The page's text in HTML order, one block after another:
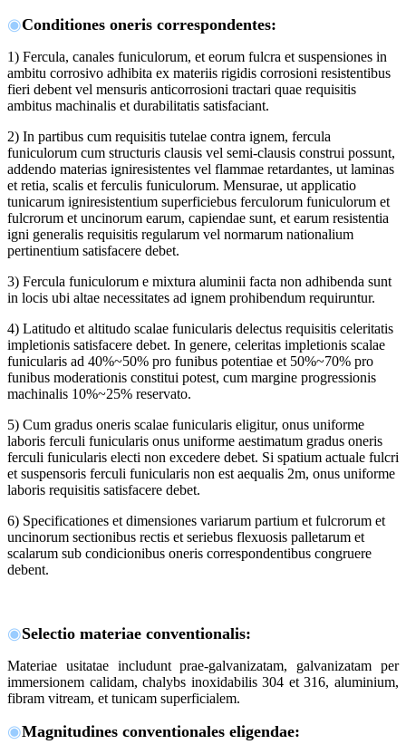
◉Conditiones oneris correspondentes:
1) Fercula, canales funiculorum, et eorum fulcra et suspensiones in
ambitu corrosivo adhibita ex materiis rigidis corrosioni resistentibus
fieri debent vel mensuris anticorrosioni tractari quae requisitis
ambitus machinalis et durabilitatis satisfaciant.
2) In partibus cum requisitis tutelae contra ignem, fercula
funiculorum cum structuris clausis vel semi-clausis construi possunt,
addendo materias igniresistentes vel flammae retardantes, ut laminas
et retia, scalis et ferculis funiculorum. Mensurae, ut applicatio
tunicarum igniresistentium superficiebus ferculorum funiculorum et
fulcrorum et uncinorum earum, capiendae sunt, et earum resistentia
igni generalis requisitis regularum vel normarum nationalium
pertinentium satisfacere debet.
3) Fercula funiculorum e mixtura aluminii facta non adhibenda sunt
in locis ubi altae necessitates ad ignem prohibendum requiruntur.
4) Latitudo et altitudo scalae funicularis delectus requisitis celeritatis
impletionis satisfacere debet. In genere, celeritas impletionis scalae
funicularis ad 40%~50% pro funibus potentiae et 50%~70% pro
funibus moderationis constitui potest, cum margine progressionis
machinalis 10%~25% reservato.
5) Cum gradus oneris scalae funicularis eligitur, onus uniforme
laboris ferculi funicularis onus uniforme aestimatum gradus oneris
ferculi funicularis electi non excedere debet. Si spatium actuale fulcri
et suspensoris ferculi funicularis non est aequalis 2m, onus uniforme
laboris requisitis satisfacere debet.
6) Specificationes et dimensiones variarum partium et fulcrorum et
uncinorum sectionibus rectis et seriebus flexuosis palletarum et
scalarum sub condicionibus oneris correspondentibus congruere
debent.
◉Selectio materiae conventionalis:
Materiae usitatae includunt prae-galvanizatam, galvanizatam per
immersionem calidam, chalybs inoxidabilis 304 et 316, aluminium,
fibram vitream, et tunicam superficialem.
◉Magnitudines conventionales eligendae: